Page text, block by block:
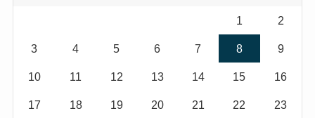
1 2
3 4 5 6 7 8 9
10 11 12 13 14 15 16
17 18 19 20 21 22 23